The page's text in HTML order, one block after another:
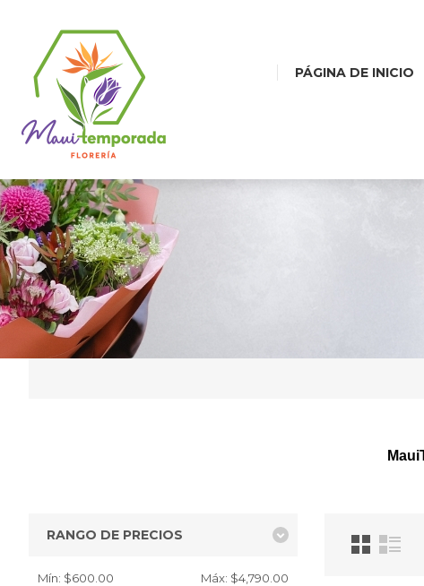
PÁGINA DE INICIO
RANGO DE PRECIOS
Mín: $600.00 Máx: $4,790.00